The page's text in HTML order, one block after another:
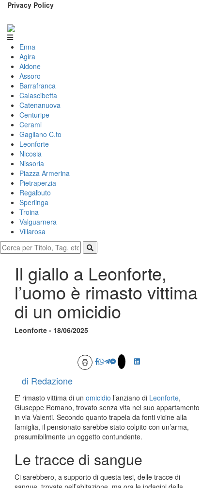
Privacy Policy
Enna
Agira
Aidone
Assoro
Barrafranca
Calascibetta
Catenanuova
Centuripe
Cerami
Gagliano C.to
Leonforte
Nicosia
Nissoria
Piazza Armerina
Pietraperzia
Regalbuto
Sperlinga
Troina
Valguarnera
Villarosa
Il giallo a Leonforte,
l’uomo è rimasto vittima
di un omicidio
Leonforte - 18/06/2025
di Redazione
E’ rimasto vittima di un omicidio l’anziano di Leonforte,
Giuseppe Romano, trovato senza vita nel suo appartamento
in via Valenti. Secondo quanto trapela da fonti vicine alla
famiglia, il pensionato sarebbe stato colpito con un’arma,
presumibilmente un oggetto contundente.
Le tracce di sangue
Ci sarebbero, a supporto di questa tesi, delle tracce di